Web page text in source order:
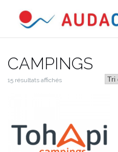
contenu
CAMPINGS
15 résultats affichés